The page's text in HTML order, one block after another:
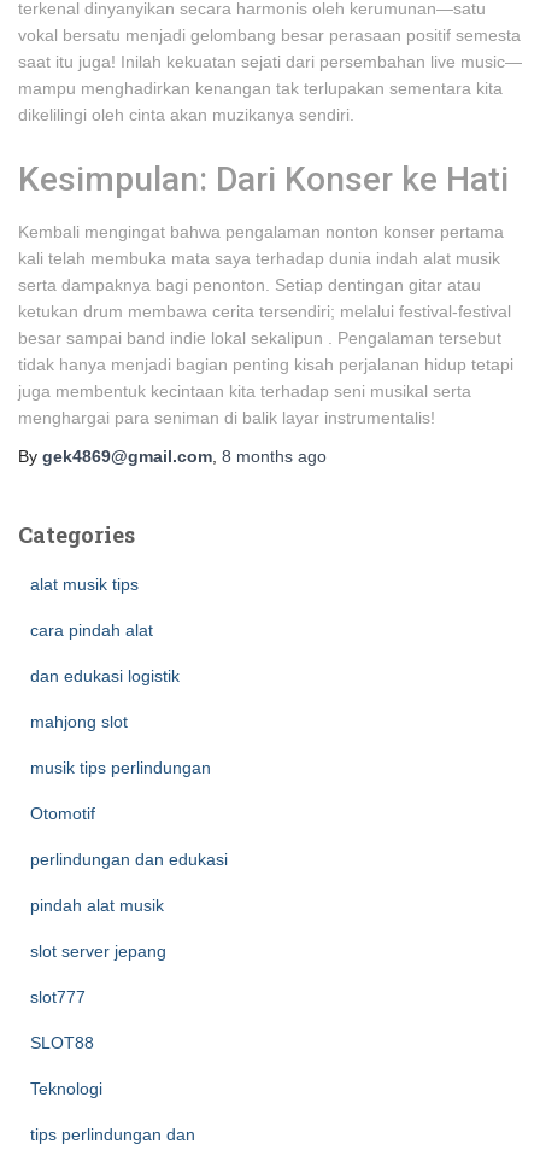
terkenal dinyanyikan secara harmonis oleh kerumunan—satu
vokal bersatu menjadi gelombang besar perasaan positif semesta
saat itu juga! Inilah kekuatan sejati dari persembahan live music—
mampu menghadirkan kenangan tak terlupakan sementara kita
dikelilingi oleh cinta akan muzikanya sendiri.
Kesimpulan: Dari Konser ke Hati
Kembali mengingat bahwa pengalaman nonton konser pertama
kali telah membuka mata saya terhadap dunia indah alat musik
serta dampaknya bagi penonton. Setiap dentingan gitar atau
ketukan drum membawa cerita tersendiri; melalui festival-festival
besar sampai band indie lokal sekalipun . Pengalaman tersebut
tidak hanya menjadi bagian penting kisah perjalanan hidup tetapi
juga membentuk kecintaan kita terhadap seni musikal serta
menghargai para seniman di balik layar instrumentalis!
By gek4869@gmail.com 8 months ago
Categories
alat musik tips
cara pindah alat
dan edukasi logistik
mahjong slot
musik tips perlindungan
Otomotif
perlindungan dan edukasi
pindah alat musik
slot server jepang
slot777
SLOT88
Teknologi
tips perlindungan dan